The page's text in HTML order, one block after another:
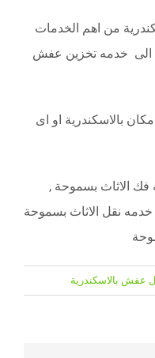
من اهم الخدمات
الى خدمه تخزين عفش
بالاسكندرية او اى
الاثاث بسموحة ,
نقل الاثاث بسموحة
عفش بالاسكندرية